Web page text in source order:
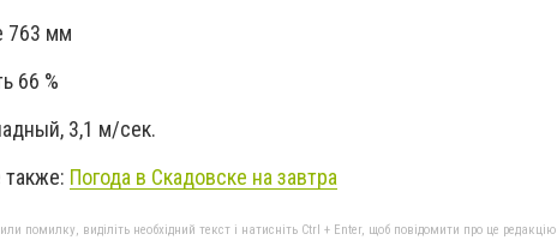
763 мм
66 %
3,1 м/сек.
также: Погода в Скадовске на завтра
помилку, виділіть необхідний текст і натисніть Ctrl + Enter, щоб повідомити про це редакцію